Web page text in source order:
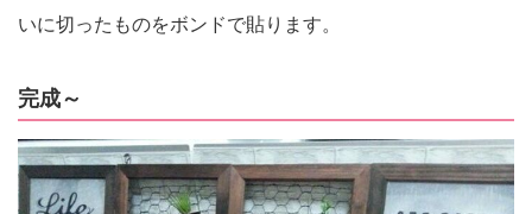
いに切ったものをボンドで貼ります。
完成～